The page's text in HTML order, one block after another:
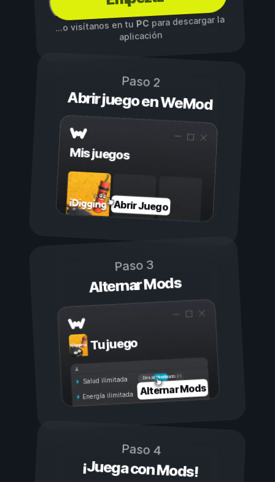
...o visítanos en tuPCpara descargar la
aplicación
Paso 2
Abrir juego en WeMod
Mis juegos
Abrir Juego
Paso 3
Alternar Mods
Tu juego
Activado
Desactivado
Salud ilimitada
Energía ilimitada Alternar Mods
Paso 4
¡Juega con Mods!